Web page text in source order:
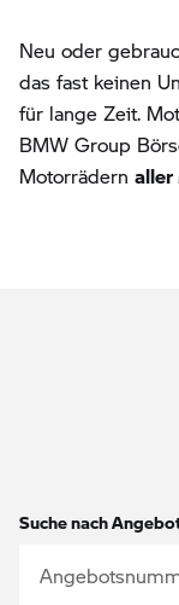
Neu oder
das fast keinen
für lange Zeit.
BMW Group
Motorrädern aller
Suche nach